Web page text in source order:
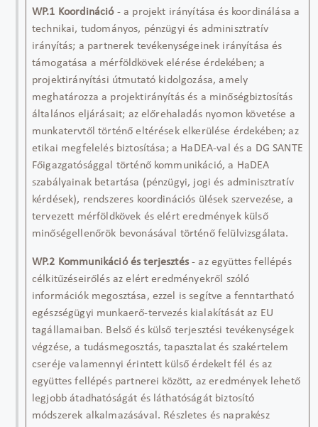
WP.1 Koordináció - a projekt irányítása és koordinálása a
technikai, tudományos, pénzügyi és adminisztratív
irányítás; a partnerek tevékenységeinek irányításaés
támogatása a mérföldkövek elérése érdekében; a
projektirányítási útmutató kidolgozása, amely
meghatározza a projektirányítás és a minőségbiztosítás
általános eljárásait; az előrehaladás nyomon követése a
munkatervtől történő eltérések elkerülése érdekében; az
etikai megfelelés biztosítása; a HaDEA-val
és a DG SANTE
Főigazgatósággal történő kommunikáció, a HaDEA
szabályainak betartása (pénzügyi, jogi és adminisztratív
kérdések), rendszeres koordinációs ülések szervezése, a
tervezett mérföldkövek és elért eredmények külső
minőségellenőrök bevonásával történő felülvizsgálata.
WP.2 Kommunikáció és terjesztés- az együttes fellépés
célkitűzéseirőlés az elért eredményekről szóló
információk megosztása, ezzel issegítve a fenntartható
egészségügyi munkaerő-tervezés kialakítását az EU
tagállamaiban. Belső és külső terjesztési tevékenységek
végzése, a tudásmegosztás, tapasztalat és szakértelem
cseréje valamennyi érintett külső érdekelt fél és az
együttes fellépés partnerei között, az eredmények lehető
legjobb átadhatóságát és láthatóságát biztosító
módszerek alkalmazásával. Részletes és naprakész